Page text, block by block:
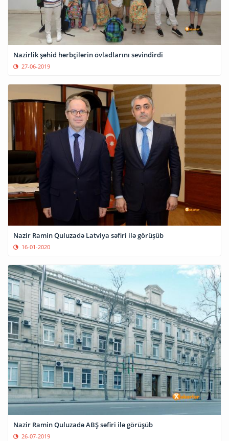
Nazirlik şəhid hərbçilərin övladlarını sevindirdi
27-06-2019
Nazir Ramin Quluzadə Latviya səfiri ilə görüşüb
16-01-2020
Nazir Ramin Quluzadə ABŞ səfiri ilə görüşüb
26-07-2019